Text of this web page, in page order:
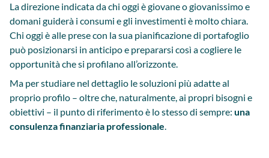
La direzione indicata da chi oggi è giovane o giovanissimo e
domani guiderà i consumi e gli investimenti è molto chiara.
Chi oggi è alle prese con la sua pianificazione di portafoglio
può posizionarsi in anticipo e prepararsi così a cogliere le
opportunità che si profilano all’orizzonte.
Ma per studiare nel dettaglio le soluzioni più adatte al
proprio profilo – oltre che, naturalmente, ai propri bisogni e
obiettivi – il punto di riferimento è lo stesso di sempre: una
consulenza finanziaria professionale.